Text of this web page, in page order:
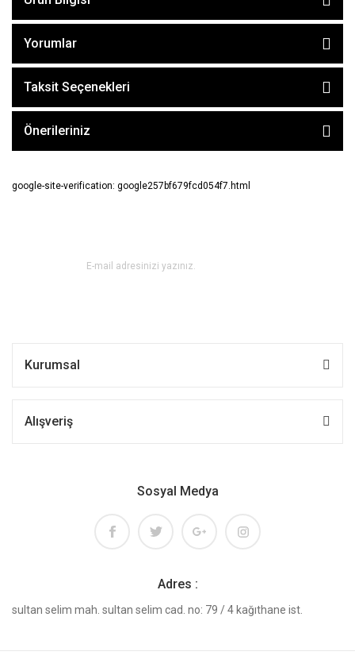
Yorumlar
Taksit Seçenekleri
Önerileriniz
google-site-verification: google257bf679fcd054f7.html
Kurumsal
Alışveriş
Sosyal Medya
Adres :
sultan selim mah. sultan selim cad. no: 79 / 4 kağıthane ist.